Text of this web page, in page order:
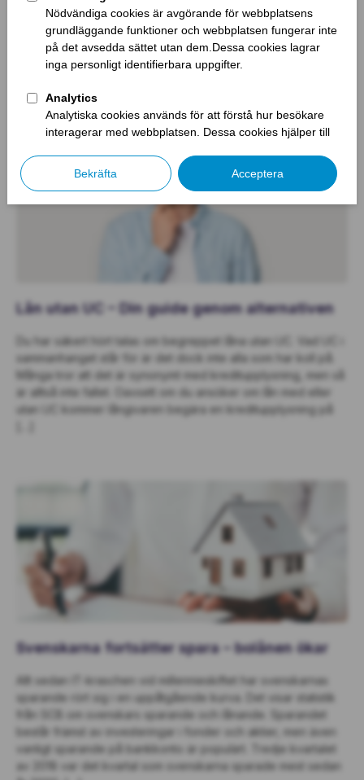
Oavsett om det är ditt första bilköp eller ditt femte kan det
vara klurigt att veta vilket som är det bästa sättet att finansiera
köpet på. För att du ska kunna lägga all din tid på att
researcha olika bilmodeller inför köpet har vi här sammanställt
Lån utan UC – Din guide genom alternativen
Du har säkert hört talas om begreppet låna utan UC. Vad UC i
sammanhanget står för är det dock inte alla som har koll på.
Många tror att det är synonymt med kreditupplysning, men så
är alltså inte fallet. Oavsett om du ansöker om lån med eller
utan UC kommer långivaren begära en kreditupplysning på
Svenskarna fortsätter spara – bolånen ökar
Allt sedan IT-kraschen vid millennieskiftet har svenskarnas
sparande rört sig i en uppåtgående kurva. Det visar statistik
från SCB om svenskars sparande och lånande. Sparandet
består främst av investeringar i fonder och aktier, men även
vanligt sparande på bankkonto är populärt. Tredje kvartalet
av 2018 var det kvartal som svenskarna sparade mest sedan